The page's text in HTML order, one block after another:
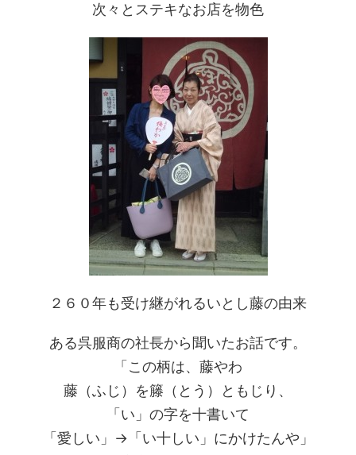
次々とステキなお店を物色
２６０年も受け継がれるいとし藤の由来
ある呉服商の社長から聞いたお話です。
「この柄は、藤やわ
藤（ふじ）を籐（とう）ともじり、
「い」の字を十書いて
「愛しい」→「い十しい」にかけたんや」